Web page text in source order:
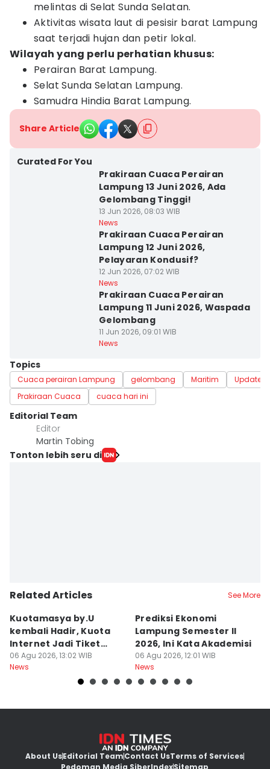
melintas di Selat Sunda Selatan.
Aktivitas wisata laut di pesisir barat Lampung
saat terjadi hujan dan petir lokal.
Wilayah yang perlu perhatian khusus:
Perairan Barat Lampung.
Selat Sunda Selatan Lampung.
Samudra Hindia Barat Lampung.
Share Article
Curated For You
Prakiraan Cuaca Perairan
Lampung 13 Juni 2026, Ada
Gelombang Tinggi!
13 Jun 2026, 08:03 WIB
News
Prakiraan Cuaca Perairan
Lampung 12 Juni 2026,
Pelayaran Kondusif?
12 Jun 2026, 07:02 WIB
News
Prakiraan Cuaca Perairan
Lampung 11 Juni 2026, Waspada
Gelombang
11 Jun 2026, 09:01 WIB
News
Topics
Cuaca perairan Lampung gelombang Maritim
Update
Prakiraan Cuaca
cuaca hari ini
Editorial Team
Editor
Martin Tobing
Tonton lebih seru di
Related Articles See More
Kuotamasya by.U
kembali Hadir, Kuota
Internet Jadi Tiket
Liburan?
06 Agu 2026, 13:02 WIB
News
Prediksi Ekonomi
Lampung Semester II
2026, Ini Kata Akademisi
06 Agu 2026, 12:01 WIB
News
About UsEditorial TeamContact UsTerms of Services
Pedoman Media SiberIndexSitemap